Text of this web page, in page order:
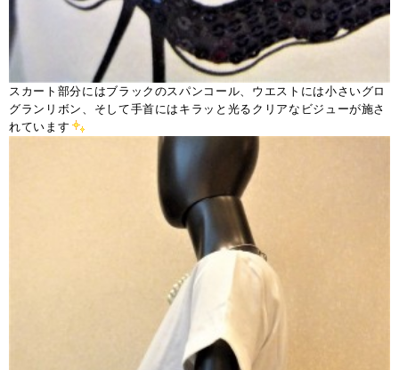
スカート部分にはブラックのスパンコール、ウエストには小さいグロ
グランリボン、そして手首にはキラッと光るクリアなビジューが施さ
れています